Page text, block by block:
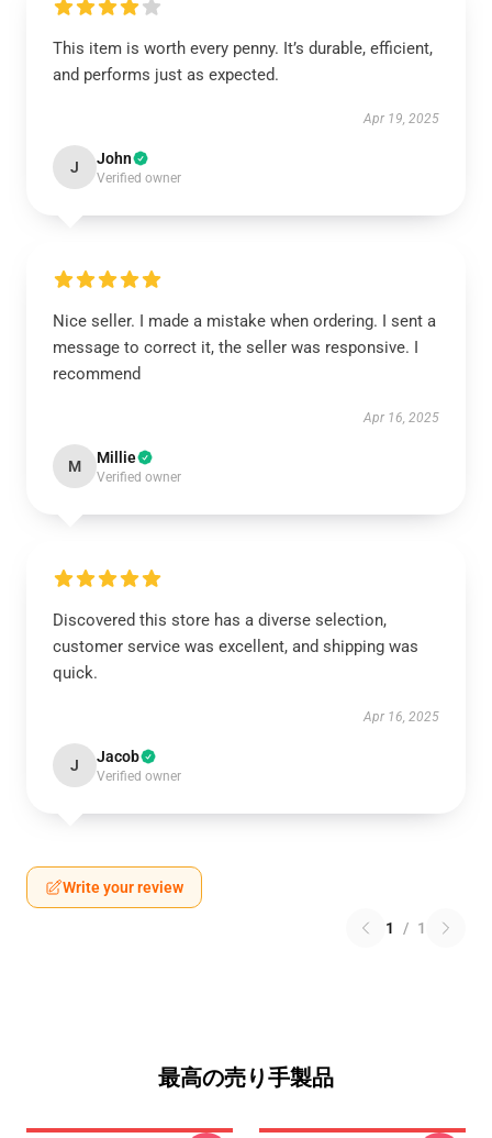
This item is worth every penny. It’s durable, efficient,
and performs just as expected.
Apr 19, 2025
J John
Verified owner
Nice seller. I made a mistake when ordering. I sent a
message to correct it, the seller was responsive. I
recommend
Apr 16, 2025
M Millie
Verified owner
Discovered this store has a diverse selection,
customer service was excellent, and shipping was
quick.
Apr 16, 2025
J Jacob
Verified owner
Write your review
1 / 1
最高の売り手製品